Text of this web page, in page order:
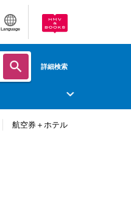
Language
詳細検索
航空券＋ホテル